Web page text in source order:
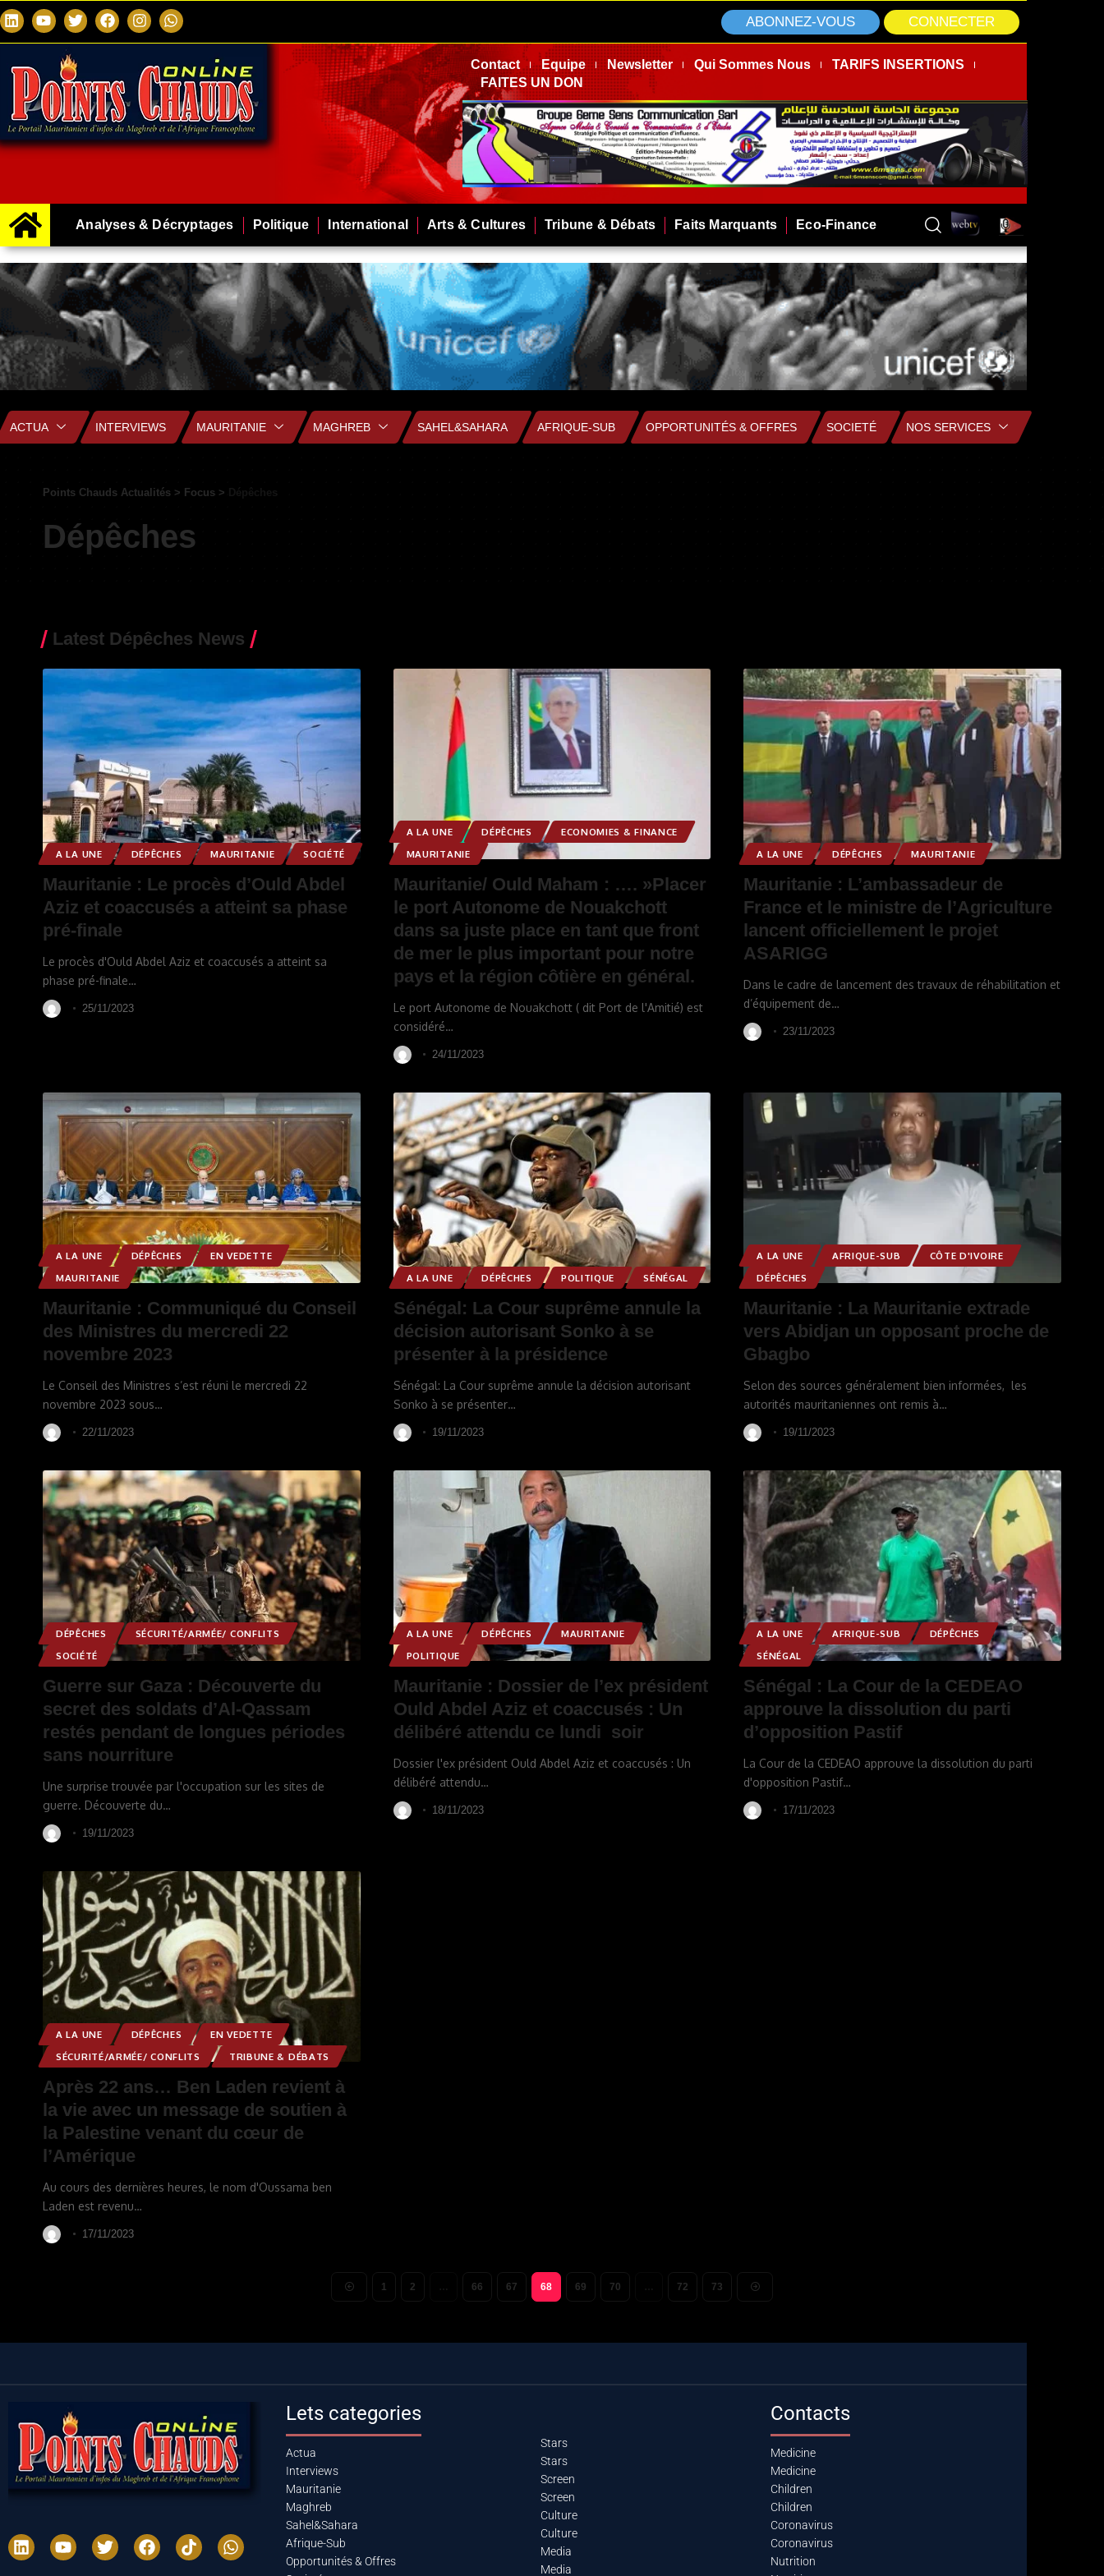
ABONNEZ-VOUS CONNECTER
Contact Equipe Newsletter Qui Sommes Nous
TARIFS INSERTIONS
FAITES UN DON
Analyses & Décryptages Politique International Arts & Cultures Tribune & Débats Faits Marquants Eco-Finance
ACTUA INTERVIEWS MAURITANIE MAGHREB SAHEL&SAHARA AFRIQUE-SUB OPPORTUNITÉS & OFFRES SOCIETÉ NOS SERVICES
Points Chauds Actualités > Focus >
Dépêches
Latest Dépêches News
A LA UNE DÉPÊCHES MAURITANIE SOCIÉTÉ
Mauritanie : Le procès d’Ould Abdel
Aziz et coaccusés a atteint sa phase
pré-finale
Le procès d'Ould Abdel Aziz et coaccusés a atteint sa
phase pré-finale…
25/11/2023
A LA UNE DÉPÊCHES
ECONOMIES & FINANCE
MAURITANIE
Mauritanie/ Ould Maham : …. »Placer
le port Autonome de Nouakchott
dans sa juste place en tant que front
de mer le plus important pour notre
pays et la région côtière en général.
Le port Autonome de Nouakchott ( dit Port de l'Amitié) est
considéré…
24/11/2023
A LA UNE DÉPÊCHES MAURITANIE
Mauritanie : L’ambassadeur de
France et le ministre de l’Agriculture
lancent officiellement le projet
ASARIGG
Dans le cadre de lancement des travaux de réhabilitation et
d’équipement de…
23/11/2023
A LA UNE DÉPÊCHES
EN VEDETTE
MAURITANIE
Mauritanie : Communiqué du Conseil
des Ministres du mercredi 22
novembre 2023
Le Conseil des Ministres s’est réuni le mercredi 22
novembre 2023 sous…
22/11/2023
A LA UNE DÉPÊCHES POLITIQUE SÉNÉGAL
Sénégal: La Cour suprême annule la
décision autorisant Sonko à se
présenter à la présidence
Sénégal: La Cour suprême annule la décision autorisant
Sonko à se présenter…
19/11/2023
A LA UNE AFRIQUE-SUB
CÔTE D'IVOIRE
DÉPÊCHES
Mauritanie : La Mauritanie extrade
vers Abidjan un opposant proche de
Gbagbo
Selon des sources généralement bien informées, les
autorités mauritaniennes ont remis à…
19/11/2023
DÉPÊCHES
SÉCURITÉ/ARMÉE/ CONFLITS
SOCIÉTÉ
Guerre sur Gaza : Découverte du
secret des soldats d’Al-Qassam
restés pendant de longues périodes
sans nourriture
Une surprise trouvée par l'occupation sur les sites de
guerre. Découverte du…
19/11/2023
A LA UNE DÉPÊCHES
MAURITANIE
POLITIQUE
Mauritanie : Dossier de l’ex président
Ould Abdel Aziz et coaccusés : Un
délibéré attendu ce lundi soir
Dossier l'ex président Ould Abdel Aziz et coaccusés : Un
délibéré attendu…
18/11/2023
A LA UNE AFRIQUE-SUB
DÉPÊCHES
SÉNÉGAL
Sénégal : La Cour de la CEDEAO
approuve la dissolution du parti
d’opposition Pastif
La Cour de la CEDEAO approuve la dissolution du parti
d'opposition Pastif…
17/11/2023
A LA UNE DÉPÊCHES
EN VEDETTE
SÉCURITÉ/ARMÉE/ CONFLITS
TRIBUNE & DÉBATS
Après 22 ans… Ben Laden revient à
la vie avec un message de soutien à
la Palestine venant du cœur de
l’Amérique
Au cours des dernières heures, le nom d'Oussama ben
Laden est revenu…
17/11/2023
1 2 66 67 68 69 70 72 73
Lets categories
Actua
Interviews
Mauritanie
Maghreb
Sahel&Sahara
Afrique-Sub
Opportunités & Offres
Stars
Stars
Screen
Screen
Culture
Culture
Media
Media
Contacts
Medicine
Medicine
Children
Children
Coronavirus
Coronavirus
Nutrition